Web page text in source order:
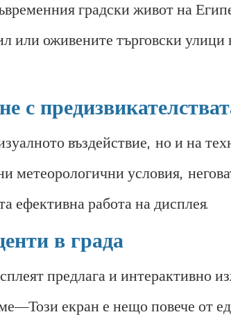
градски живот на
оживените търговски улици
с
въздействие, но и на
метеорологични условия,
ефективна работа на дисплея.
в града
предлага и интерактивно
екран е нещо повече от